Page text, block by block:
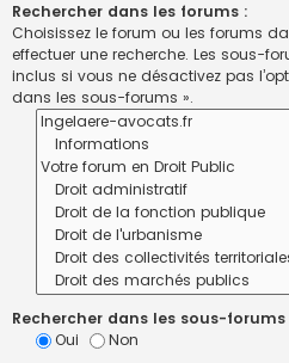
Rechercher dans les forums :
Choisissez le forum ou les forums
effectuer une recherche. Les sous-
inclus si vous ne désactivez pas
dans les sous-forums ».
Rechercher dans les sous-forums
Oui
Non